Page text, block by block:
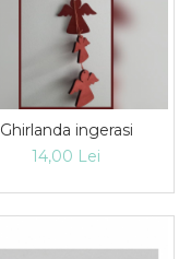
Ghirlanda ingerasi
14,00 Lei